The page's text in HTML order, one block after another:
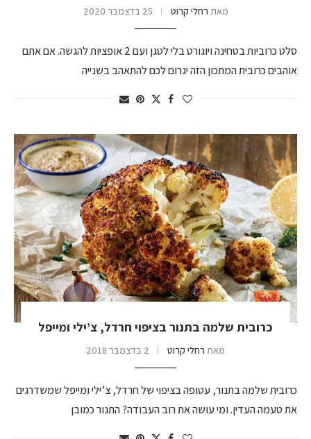
מאת רחלי קרוט 25 בדצמבר 2020
סלט כרוביות בטחינה ויוגורט בלי לטגן ועם 2 אופציות להגשה. אם אתם
אוהבים כרובית המתכון הזה יגרום לכם להתאהב בשנייה
כרובית שלמה בתנור בציפוי חרדל, צ’ילי ומייפל
מאת רחלי קרוט 2 בדצמבר 2018
כרובית שלמה בתנור, עטופה בציפוי של חרדל, צ’ילי ומייפל שמשדרגים
את טעמה העדין. ומי עושה את רוב העבודה? התנור כמובן